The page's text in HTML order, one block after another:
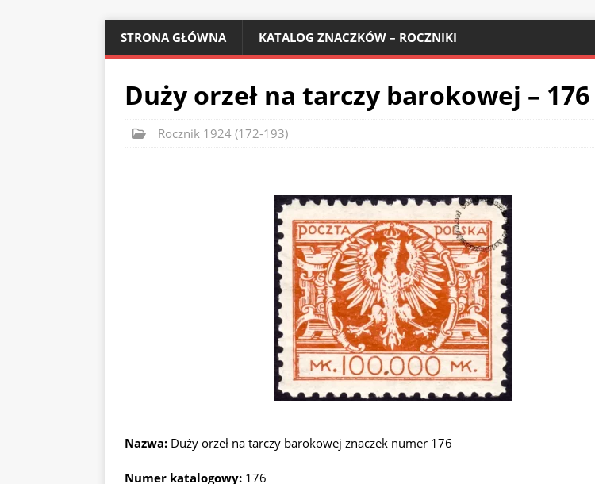
STRONA GŁÓWNA KATALOG ZNACZKÓW – ROCZNIKI
Duży orzeł na tarczy barokowej – 176
Rocznik 1924 (172-193)
Nazwa: Duży orzeł na tarczy barokowej znaczek numer 176
Numer katalogowy: 176